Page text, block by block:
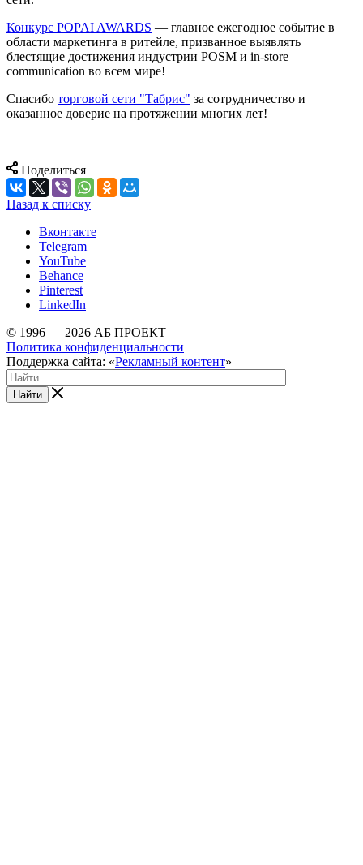
Конкурс POPAI AWARDS — главное ежегодное событие в
области маркетинга в ритейле, призванное выявлять
блестящие достижения индустрии POSM и in-store
communication во всем мире!
Спасибо торговой сети "Табрис" за сотрудничество и
оказанное доверие на протяжении многих лет!
Поделиться
Назад к списку
Вконтакте
Telegram
YouTube
Behance
Pinterest
LinkedIn
© 1996 — 2026 АБ ПРОЕКТ
Политика конфиденциальности
Поддержка сайта: «Рекламный контент»
Найти